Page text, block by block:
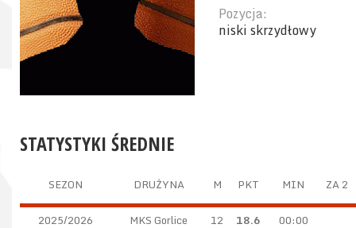
Pozycja:
niski skrzydłowy
STATYSTYKI ŚREDNIE
SEZON DRUŻYNA M PKT MIN ZA 2
2025/2026 MKS Gorlice 12 18.6
00:00